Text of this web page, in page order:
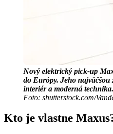
Nový elektrický pick-up
do Európy. Jeho
interiér a moderná technika.
Foto: shutterstock.com/
Kto je vlastne